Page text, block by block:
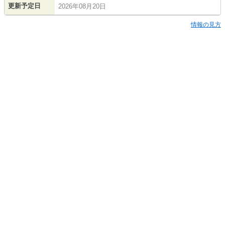
更新予定日 2026年08月20日
情報の見方